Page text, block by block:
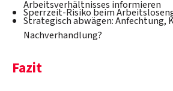
Arbeitsverhältnisses informieren
Sperrzeit-Risiko beim
Strategisch abwägen: Anfechtung,
Nachverhandlung?
Fazit